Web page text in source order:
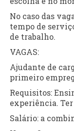
No caso das
tempo de
de trabalho.
VAGAS:
Ajudante de
primeiro
Requisitos:
experiência.
Salário: a